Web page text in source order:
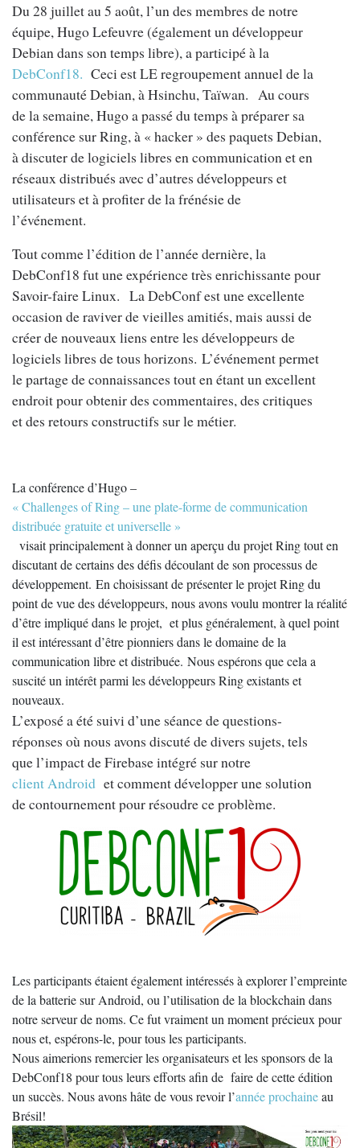
Du 28 juillet au 5 août, l’un des membres de notre
équipe, Hugo Lefeuvre (également un développeur
Debian dans son temps libre), a participé à la
DebConf18. Ceci est LE regroupement annuel de la
communauté Debian, à Hsinchu, Taïwan. Au cours
de la semaine, Hugo a passé du temps à préparer sa
conférence sur Ring, à « hacker » des paquets Debian,
à discuter de logiciels libres en communication et en
réseaux distribués avec d’autres développeurs et
utilisateurs et à profiter de la frénésie de
l’événement.
Tout comme l’édition de l’année dernière, la
DebConf18 fut une expérience très enrichissante pour
Savoir-faire Linux. La DebConf est une excellente
occasion de raviver de vieilles amitiés, mais aussi de
créer de nouveaux liens entre les développeurs de
logiciels libres de tous horizons. L’événement permet
le partage de connaissances tout en étant un excellent
endroit pour obtenir des commentaires, des critiques
et des retours constructifs sur le métier.
La conférence d’Hugo –
« Challenges of Ring – une plate-forme de communication
distribuée gratuite et universelle »
visait principalement à donner un aperçu du projet Ring tout en
discutant de certains des défis découlant de son processus de
développement. En choisissant de présenter le projet Ring du
point de vue des développeurs, nous avons voulu montrer la réalité
d’être impliqué dans le projet, et plus généralement, à quel point
il est intéressant d’être pionniers dans le domaine de la
communication libre et distribuée. Nous espérons que cela a
suscité un intérêt parmi les développeurs Ring existants et
nouveaux.
L’exposé a été suivi d’une séance de questions-
réponses où nous avons discuté de divers sujets, tels
que l’impact de Firebase intégré sur notre
client Android et comment développer une solution
de contournement pour résoudre ce problème.
Les participants étaient également intéressés à explorer l’empreinte
de la batterie sur Android, ou l’utilisation de la blockchain dans
notre serveur de noms. Ce fut vraiment un moment précieux pour
nous et, espérons-le, pour tous les participants.
Nous aimerions remercier les organisateurs et les sponsors de la
DebConf18 pour tous leurs efforts afin de faire de cette édition
un succès. Nous avons hâte de vous revoir l’année prochaineau
Brésil!